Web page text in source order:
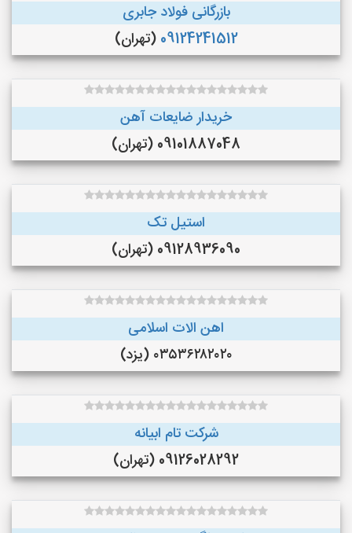
بازرگانی فولاد جابری
09124241512 (تهران)
خریدار ضایعات آهن
09101887048 (تهران)
استیل تک
09128936090 (تهران)
اهن الات اسلامی
۰۳۵۳۶۲۸۲۰۲۰ (یزد)
شرکت تام ابیانه
09126028292 (تهران)